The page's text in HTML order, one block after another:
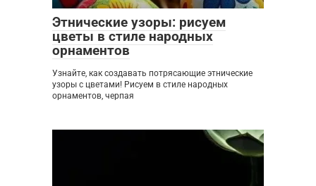
Этнические узоры: рисуем
цветы в стиле народных
орнаментов
Узнайте, как создавать потрясающие этнические
узоры с цветами! Рисуем в стиле народных
орнаментов, черпая